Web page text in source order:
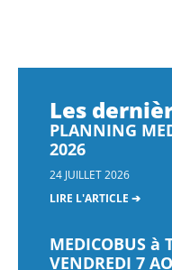
Les
PLANNING
2026
24 JUILLET 2026
LIRE L'ARTICLE ➔
MEDICOBUS à
VENDREDI 7